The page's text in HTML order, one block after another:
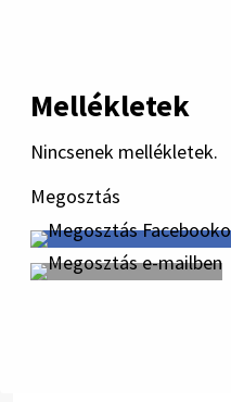
Mellékletek
Nincsenek mellékletek.
Megosztás